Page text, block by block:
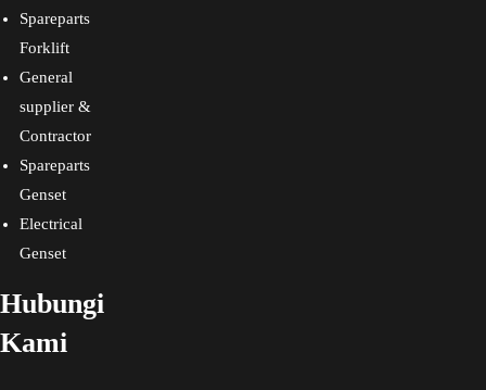
Spareparts
Forklift
General
supplier &
Contractor
Spareparts
Genset
Electrical
Genset
Hubungi
Kami